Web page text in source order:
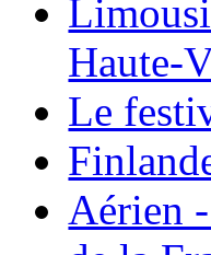
Haute-
Le
Aérien